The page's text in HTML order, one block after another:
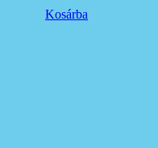
Kosárba